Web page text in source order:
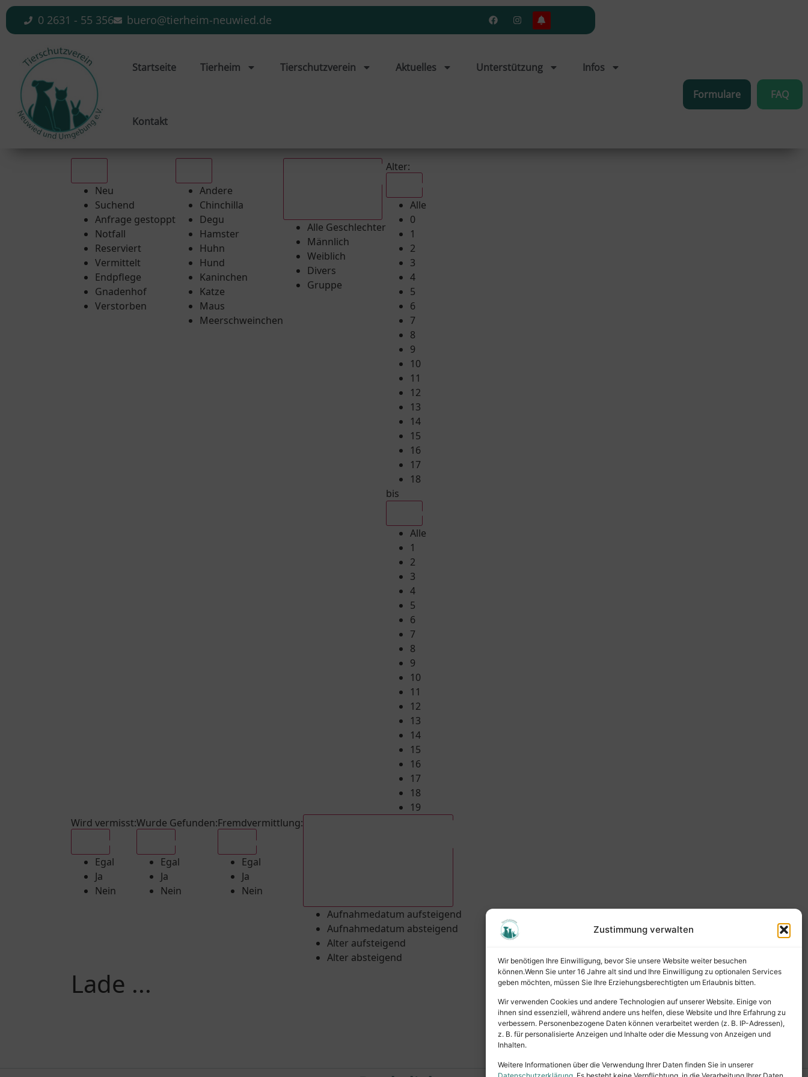
Zustimmung verwalten
Wir benötigen Ihre Einwilligung, bevor Sie unsere Website weiter besuchen
können.Wenn Sie unter 16 Jahre alt sind und Ihre Einwilligung zu optionalen Services
geben möchten, müssen Sie Ihre Erziehungsberechtigten um Erlaubnis bitten.
Wir verwenden Cookies und andere Technologien auf unserer Website. Einige von
ihnen sind essenziell, während andere uns helfen, diese Website und Ihre Erfahrung zu
verbessern. Personenbezogene Daten können verarbeitet werden (z. B. IP-Adressen),
z. B. für personalisierte Anzeigen und Inhalte oder die Messung von Anzeigen und
Inhalten.
Weitere Informationen über die Verwendung Ihrer Daten finden Sie in unserer
0 2631 - 55 356 buero@tierheim-neuwied.de
Startseite Tierheim Tierschutzverein Aktuelles Unterstützung Infos
Kontakt
Formulare FAQ
Neu
Suchend
Anfrage gestoppt
Notfall
Reserviert
Vermittelt
Endpflege
Gnadenhof
Verstorben
Andere
Chinchilla
Degu
Hamster
Huhn
Hund
Kaninchen
Katze
Maus
Meerschweinchen
Alle Geschlechter
Männlich
Weiblich
Divers
Gruppe
Alter:
Alle
0
1
2
3
4
5
6
7
8
9
10
11
12
13
14
15
16
17
18
bis
Alle
1
2
3
4
5
6
7
8
9
10
11
12
13
14
15
16
17
18
19
Wird vermisst:
Egal
Ja
Nein
Wurde Gefunden:
Egal
Ja
Nein
Fremdvermittlung:
Egal
Ja
Nein
Aufnahmedatum aufsteigend
Aufnahmedatum absteigend
Alter aufsteigend
Alter absteigend
Lade ...